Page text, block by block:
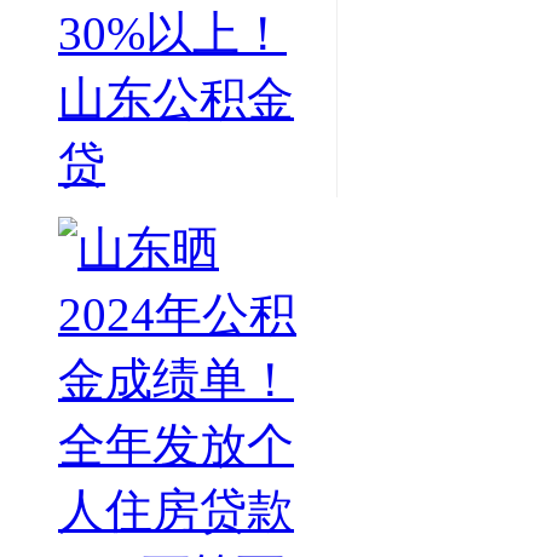
30%以上！
山东公积金
贷